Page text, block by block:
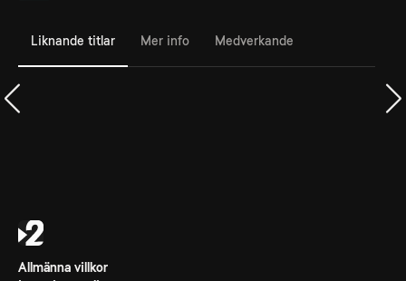
Liknande titlar Mer info Medverkande
Allmänna villkor